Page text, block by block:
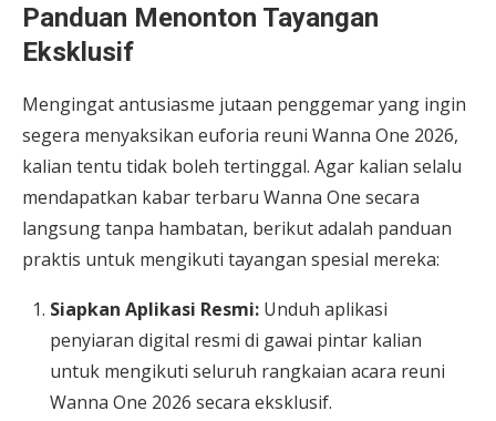
Panduan Menonton Tayangan
Eksklusif
Mengingat antusiasme jutaan penggemar yang ingin
segera menyaksikan euforia reuni Wanna One 2026,
kalian tentu tidak boleh tertinggal. Agar kalian selalu
mendapatkan kabar terbaru Wanna One secara
langsung tanpa hambatan, berikut adalah panduan
praktis untuk mengikuti tayangan spesial mereka:
Siapkan Aplikasi Resmi: Unduh aplikasi
penyiaran digital resmi di gawai pintar kalian
untuk mengikuti seluruh rangkaian acara reuni
Wanna One 2026 secara eksklusif.